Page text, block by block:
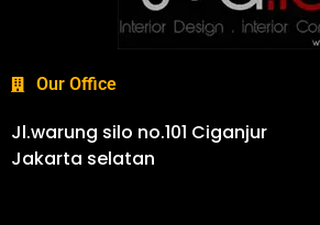
Our Office
Jl.warung silo no.101 Ciganjur
Jakarta selatan